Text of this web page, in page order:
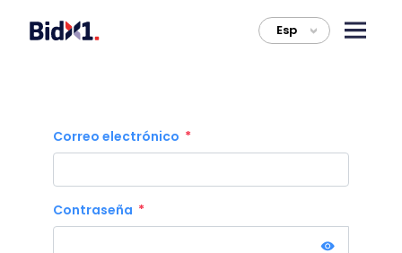
Esp >
Correo electrónico
Contraseña